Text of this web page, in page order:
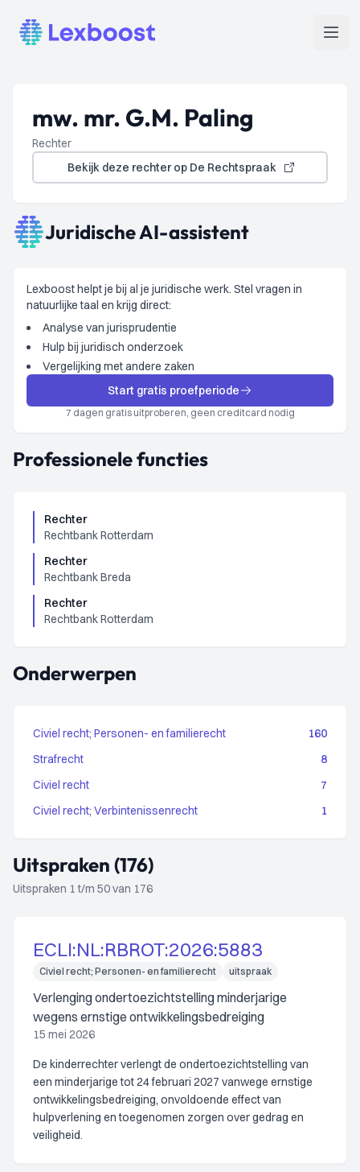
Lexboost
mw. mr. G.M. Paling
Rechter
Bekijk deze rechter op De Rechtspraak
Juridische AI-assistent
Lexboost helpt je bij al je juridische werk. Stel vragen in
natuurlijke taal en krijg direct:
Analyse van jurisprudentie
Hulp bij juridisch onderzoek
Vergelijking met andere zaken
Start gratis proefperiode
7 dagen gratis uitproberen, geen creditcard nodig
Professionele functies
Rechter
Rechtbank Rotterdam
Rechter
Rechtbank Breda
Rechter
Rechtbank Rotterdam
Onderwerpen
Civiel recht; Personen- en familierecht
160
Strafrecht
8
Civiel recht
7
Civiel recht; Verbintenissenrecht
1
Uitspraken (176)
Uitspraken 1 t/m 50 van 176
ECLI:NL:RBROT:2026:5883
Civiel recht; Personen- en familierecht uitspraak
Verlenging ondertoezichtstelling minderjarige
wegens ernstige ontwikkelingsbedreiging
15 mei 2026
De kinderrechter verlengt de ondertoezichtstelling van
een minderjarige tot 24 februari 2027 vanwege ernstige
ontwikkelingsbedreiging, onvoldoende effect van
hulpverlening en toegenomen zorgen over gedrag en
veiligheid.